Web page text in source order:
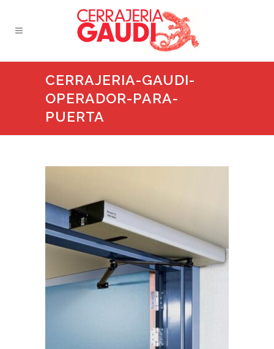
CERRAJERIA-GAUDI-
OPERADOR-PARA-
PUERTA